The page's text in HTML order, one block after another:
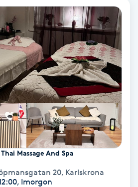
Massage And Spa
20, Karlskrona
Imorgon